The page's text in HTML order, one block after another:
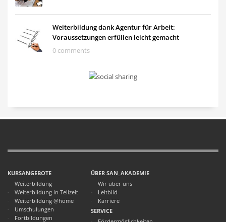
Weiterbildung dank Agentur für Arbeit:
Voraussetzungen erfüllen leicht gemacht
0 comments
KURSANGEBOTE
Weiterbildung
Weiterbildung in Teilzeit
Weiterbildung @home
Umschulungen
Fortbildungen
ÜBER SAN_AKADEMIE
Wir über uns
Leitbild
Karriere
SERVICE